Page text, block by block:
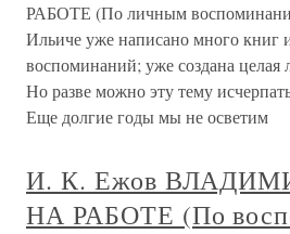
РАБОТЕ (По личным
Ильиче уже написано много книг
воспоминаний; уже создана целая
Но разве можно эту тему
Еще долгие годы мы не осветим
И. К. Ежов
НА РАБОТЕ (По